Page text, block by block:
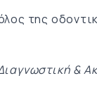
της
&